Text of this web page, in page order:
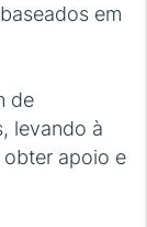
em
de
levando à
apoio e